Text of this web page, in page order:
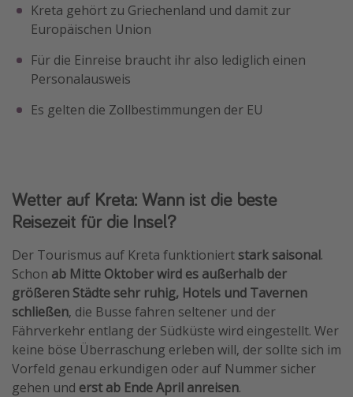
Kreta gehört zu Griechenland und damit zur
Europäischen Union
Für die Einreise braucht ihr also lediglich einen
Personalausweis
Es gelten die Zollbestimmungen der EU
Wetter auf Kreta: Wann ist die beste
Reisezeit für die Insel?
Der Tourismus auf Kreta funktioniert stark saisonal.
Schon ab Mitte Oktober wird es außerhalb der
größeren Städte sehr ruhig, Hotels und Tavernen
schließen, die Busse fahren seltener und der
Fährverkehr entlang der Südküste wird eingestellt. Wer
keine böse Überraschung erleben will, der sollte sich im
Vorfeld genau erkundigen oder auf Nummer sicher
gehen und erst ab Ende April anreisen.